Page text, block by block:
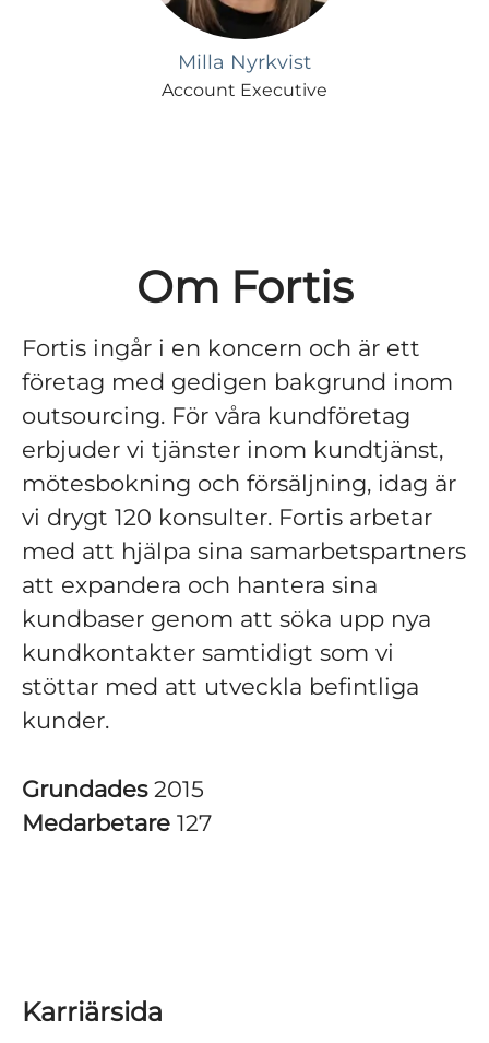
Milla Nyrkvist
Account Executive
Om Fortis
Fortis ingår i en koncern och är ett
företag med gedigen bakgrund inom
outsourcing. För våra kundföretag
erbjuder vi tjänster inom kundtjänst,
mötesbokning och försäljning, idag är
vi drygt 120 konsulter. Fortis arbetar
med att hjälpa sina samarbetspartners
att expandera och hantera sina
kundbaser genom att söka upp nya
kundkontakter samtidigt som vi
stöttar med att utveckla befintliga
kunder.
Grundades 2015
Medarbetare 127
Karriärsida